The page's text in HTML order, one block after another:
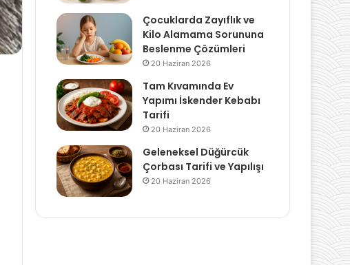
Çocuklarda Zayıflık ve
Kilo Alamama Sorununa
Beslenme Çözümleri
20 Haziran 2026
Tam Kıvamında Ev
Yapımı İskender Kebabı
Tarifi
20 Haziran 2026
Geleneksel Düğürcük
Çorbası Tarifi ve Yapılışı
20 Haziran 2026